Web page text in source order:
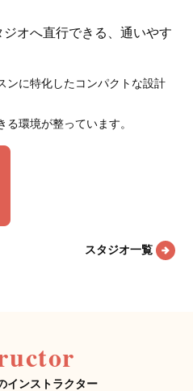
オへ直行できる、通いやす
ンに特化したコンパクトな設計
環境が整っています。
スタジオ一覧
インストラクター